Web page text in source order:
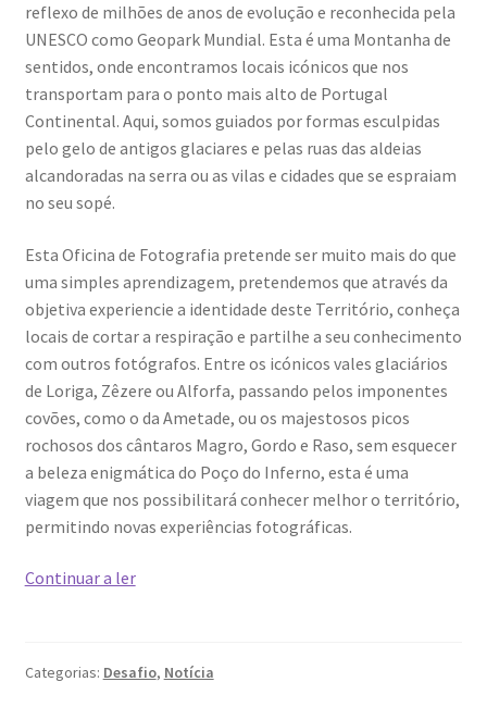
reflexo de milhões de anos de evolução e reconhecida pela
UNESCO como Geopark Mundial. Esta é uma Montanha de
sentidos, onde encontramos locais icónicos que nos
transportam para o ponto mais alto de Portugal
Continental. Aqui, somos guiados por formas esculpidas
pelo gelo de antigos glaciares e pelas ruas das aldeias
alcandoradas na serra ou as vilas e cidades que se espraiam
no seu sopé.
Esta Oficina de Fotografia pretende ser muito mais do que
uma simples aprendizagem, pretendemos que através da
objetiva experiencie a identidade deste Território, conheça
locais de cortar a respiração e partilhe a seu conhecimento
com outros fotógrafos. Entre os icónicos vales glaciários
de Loriga, Zêzere ou Alforfa, passando pelos imponentes
covões, como o da Ametade, ou os majestosos picos
rochosos dos cântaros Magro, Gordo e Raso, sem esquecer
a beleza enigmática do Poço do Inferno, esta é uma
viagem que nos possibilitará conhecer melhor o território,
permitindo novas experiências fotográficas.
Continuar a lerWorkshop
Inverno
Categorias: Desafio, Notícia